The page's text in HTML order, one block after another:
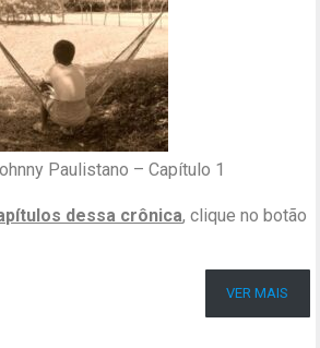
Paulistano – Capítulo 1
dessa crônica, clique no botão
VER MAIS